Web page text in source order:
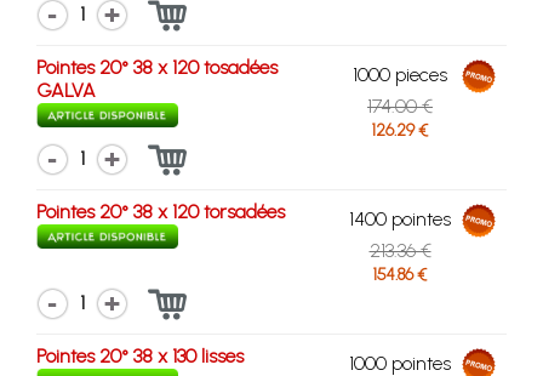
1
Pointes 20° 38 x 120 tosadées
GALVA
1000 pieces
174.00 €
126.29 €
1
Pointes 20° 38 x 120 torsadées
1400 pointes
213.36 €
154.86 €
1
Pointes 20° 38 x 130 lisses
1000 pointes